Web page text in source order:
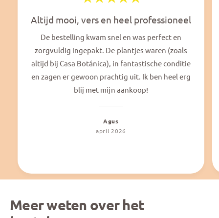
Altijd mooi, vers en heel professioneel
De bestelling kwam snel en was perfect en
zorgvuldig ingepakt. De plantjes waren (zoals
altijd bij Casa Botánica), in fantastische conditie
en zagen er gewoon prachtig uit. Ik ben heel erg
blij met mijn aankoop!
Agus
april 2026
Meer weten over het